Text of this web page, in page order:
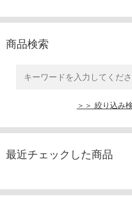
商品検索
＞＞ 絞り込み
最近チェックした商品